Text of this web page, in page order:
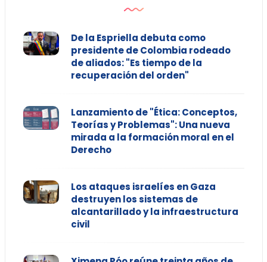
De la Espriella debuta como
presidente de Colombia rodeado
de aliados: "Es tiempo de la
recuperación del orden"
Lanzamiento de "Ética: Conceptos,
Teorías y Problemas": Una nueva
mirada a la formación moral en el
Derecho
Los ataques israelíes en Gaza
destruyen los sistemas de
alcantarillado y la infraestructura
civil